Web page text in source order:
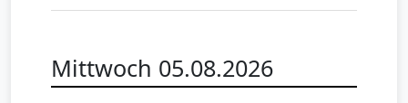
Mittwoch 05.08.2026